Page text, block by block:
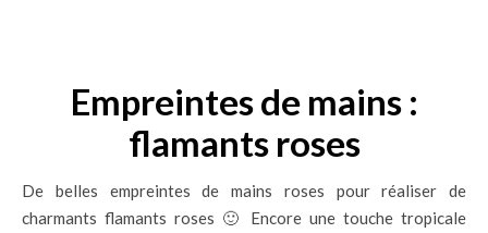
Empreintes de mains :
flamants roses
De belles empreintes de mains roses pour réaliser de
charmants flamants roses 🙂 Encore une touche tropicale